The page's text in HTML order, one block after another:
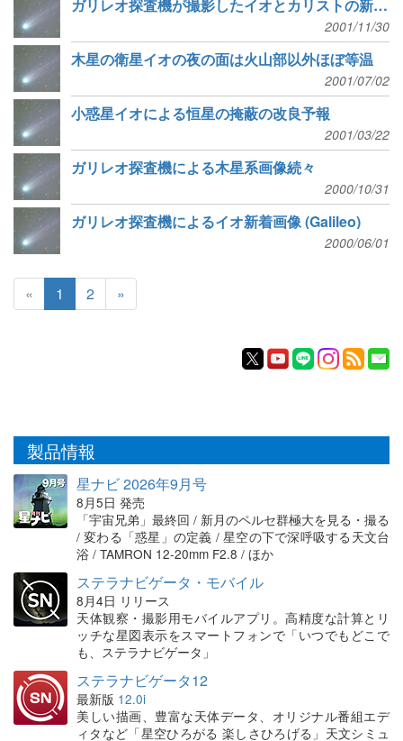
ガリレオ探査機が撮影したイオとカリストの新しい姿
2001/11/30
木星の衛星イオの夜の面は火山部以外ほぼ等温
2001/07/02
小惑星イオによる恒星の掩蔽の改良予報
2001/03/22
ガリレオ探査機による木星系画像続々
2000/10/31
ガリレオ探査機によるイオ新着画像 (Galileo)
2000/06/01
« 1 2 »
製品情報
星ナビ 2026年9月号
8月5日 発売
「宇宙兄弟」最終回 / 新月のペルセ群極大を見る・撮る
/ 変わる「惑星」の定義 / 星空の下で深呼吸する天文台
浴 / TAMRON 12-20mm F2.8 / ほか
ステラナビゲータ・モバイル
8月4日 リリース
天体観察・撮影用モバイルアプリ。高精度な計算とリ
ッチな星図表示をスマートフォンで「いつでもどこで
も、ステラナビゲータ」
ステラナビゲータ12
最新版 12.0i
美しい描画、豊富な天体データ、オリジナル番組エデ
ィタなど「星空ひろがる 楽しさひろげる」天文シミュ